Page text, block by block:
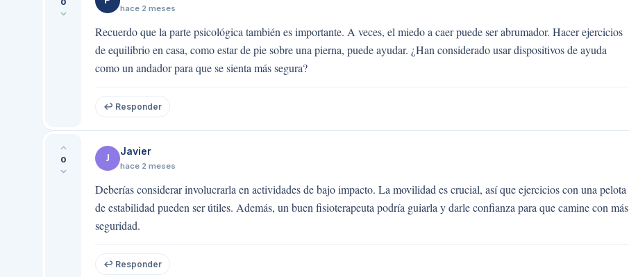
hace 2 meses
Recuerdo que la parte psicológica también es importante. A veces, el miedo a caer puede ser abrumador. Hacer ejercicios
de equilibrio en casa, como estar de pie sobre una pierna, puede ayudar. ¿Han considerado usar dispositivos de ayuda
como un andador para que se sienta más segura?
↩ Responder
0 J
Javier
hace 2 meses
Deberías considerar involucrarla en actividades de bajo impacto. La movilidad es crucial, así que ejercicios con una pelota
de estabilidad pueden ser útiles. Además, un buen fisioterapeuta podría guiarla y darle confianza para que camine con más
seguridad.
↩ Responder